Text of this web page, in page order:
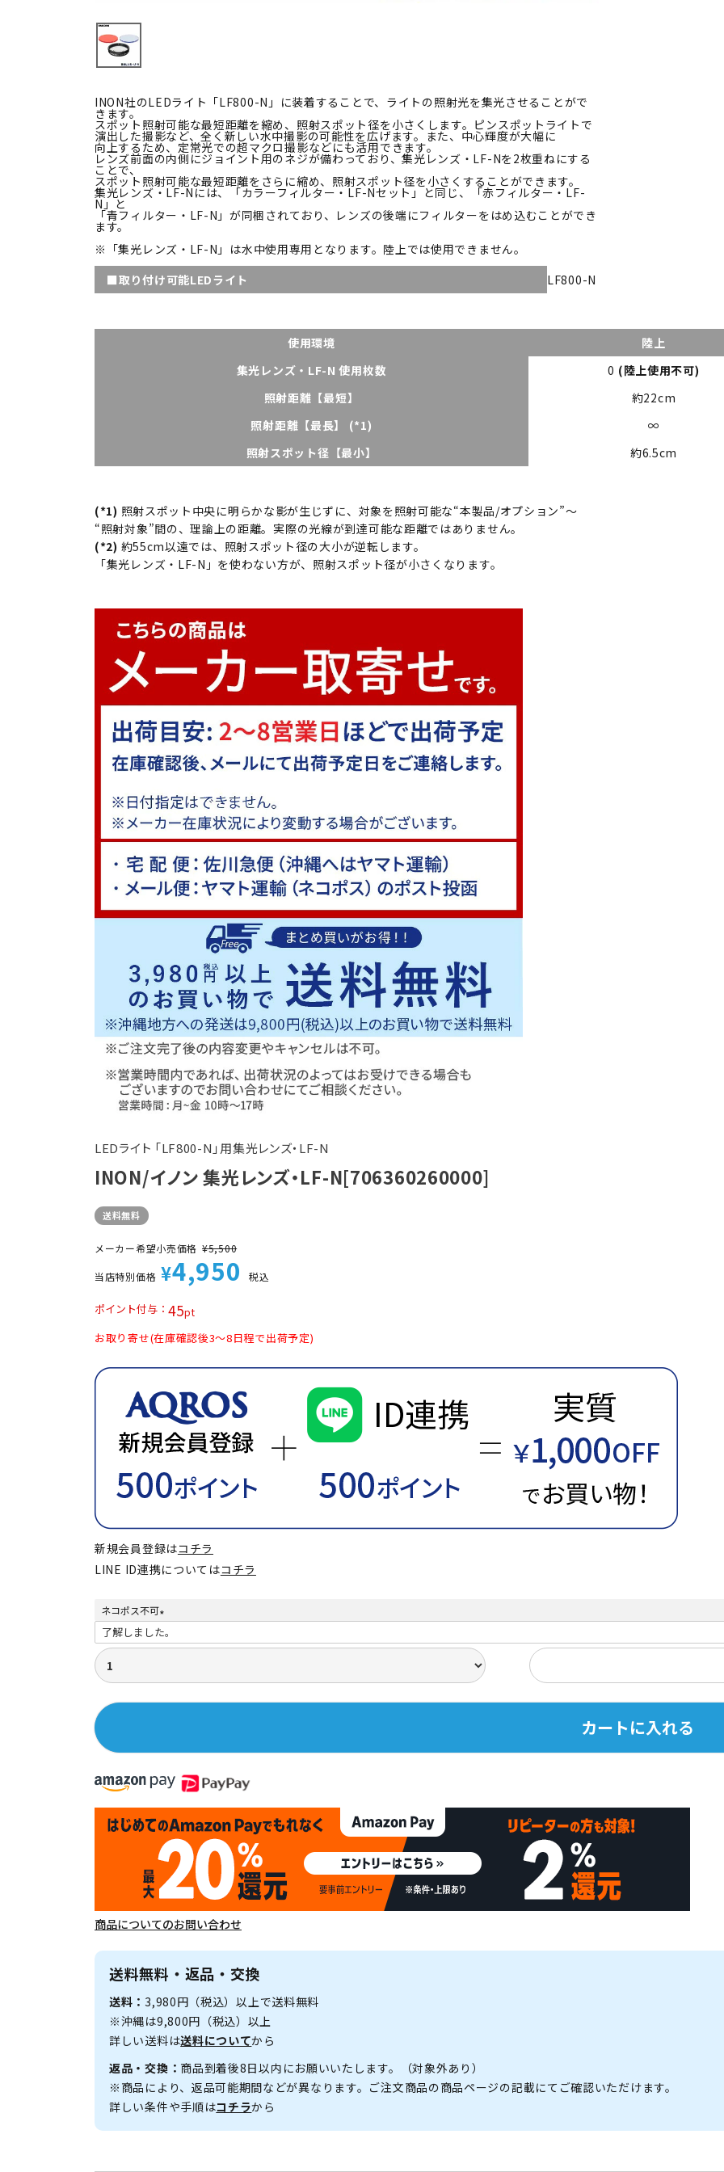
INON社のLEDライト「LF800-N」に装着することで、ライトの照射光を集光させることがで
きます。
スポット照射可能な最短距離を縮め、照射スポット径を小さくします。ピンスポットライトで
演出した撮影など、全く新しい水中撮影の可能性を広げます。また、中心輝度が大幅に
向上するため、定常光での超マクロ撮影などにも活用できます。
レンズ前面の内側にジョイント用のネジが備わっており、集光レンズ・LF-Nを2枚重ねにする
ことで、
スポット照射可能な最短距離をさらに縮め、照射スポット径を小さくすることができます。
集光レンズ・LF-Nには、「カラーフィルター・LF-Nセット」と同じ、「赤フィルター・LF-
N」と
「青フィルター・LF-N」が同梱されており、レンズの後端にフィルターをはめ込むことができ
ます。
※ 「集光レンズ・LF-N」は水中使用専用となります。陸上では使用できません。
■取り付け可能LEDライト
LF800-N
使用環境
陸上
集光レンズ・LF-N 使用枚数
0 (陸上使用不可)
照射距離【最短】
約22cm
照射距離【最長】 (*1)
∞
照射スポット径【最小】
約6.5cm
(*1) 照射スポット中央に明らかな影が生じずに、対象を照射可能な“本製品/オプション”～
“照射対象”間の、理論上の距離。実際の光線が到達可能な距離ではありません。
(*2) 約55cm以遠では、照射スポット径の大小が逆転します。
「集光レンズ・LF-N」を使わない方が、照射スポット径が小さくなります。
LEDライト 「LF800-N」用集光レンズ・LF-N
INON/イノン 集光レンズ・LF-N[706360260000]
送料無料
メーカー希望小売価格 ¥5,500
当店特別価格 ¥4,950 税込
45
ポイント付与
お取り寄せ(在庫確認後3～8日程で出荷予定)
新規会員登録はコチラ
LINE ID連携についてはコチラ
ネコポス不可
(
必
カートに入れる
商品についてのお問い合わせ
送料無料・返品・交換
送料：3,980円（税込）以上で送料無料
※沖縄は9,800円（税込）以上
詳しい送料は送料についてから
返品・交換： 商品到着後8日以内にお願いいたします。（対象外あり）
※商品により、返品可能期間などが異なります。ご注文商品の商品ページの記載にてご確認いただけます。
詳しい条件や手順はコチラから